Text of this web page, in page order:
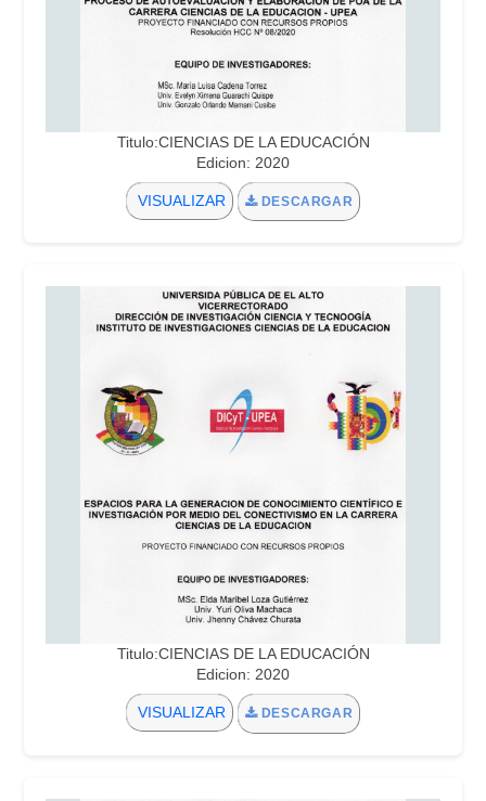
Titulo:CIENCIAS DE LA EDUCACIÓN
Edicion: 2020
VISUALIZAR DESCARGAR
Titulo:CIENCIAS DE LA EDUCACIÓN
Edicion: 2020
VISUALIZAR DESCARGAR